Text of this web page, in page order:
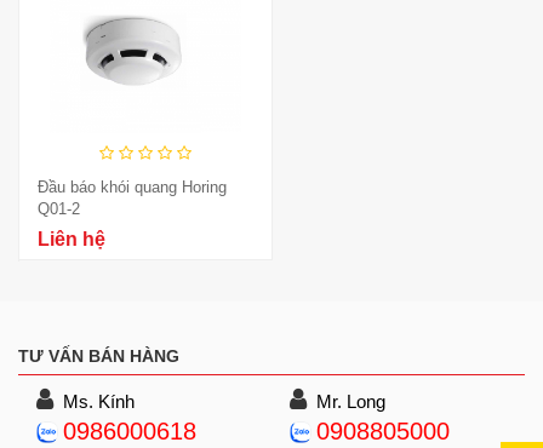
Đầu báo khói quang Horing
Q01-2
Liên hệ
TƯ VẤN BÁN HÀNG
Ms. Kính
0986000618
Mr. Long
0908805000